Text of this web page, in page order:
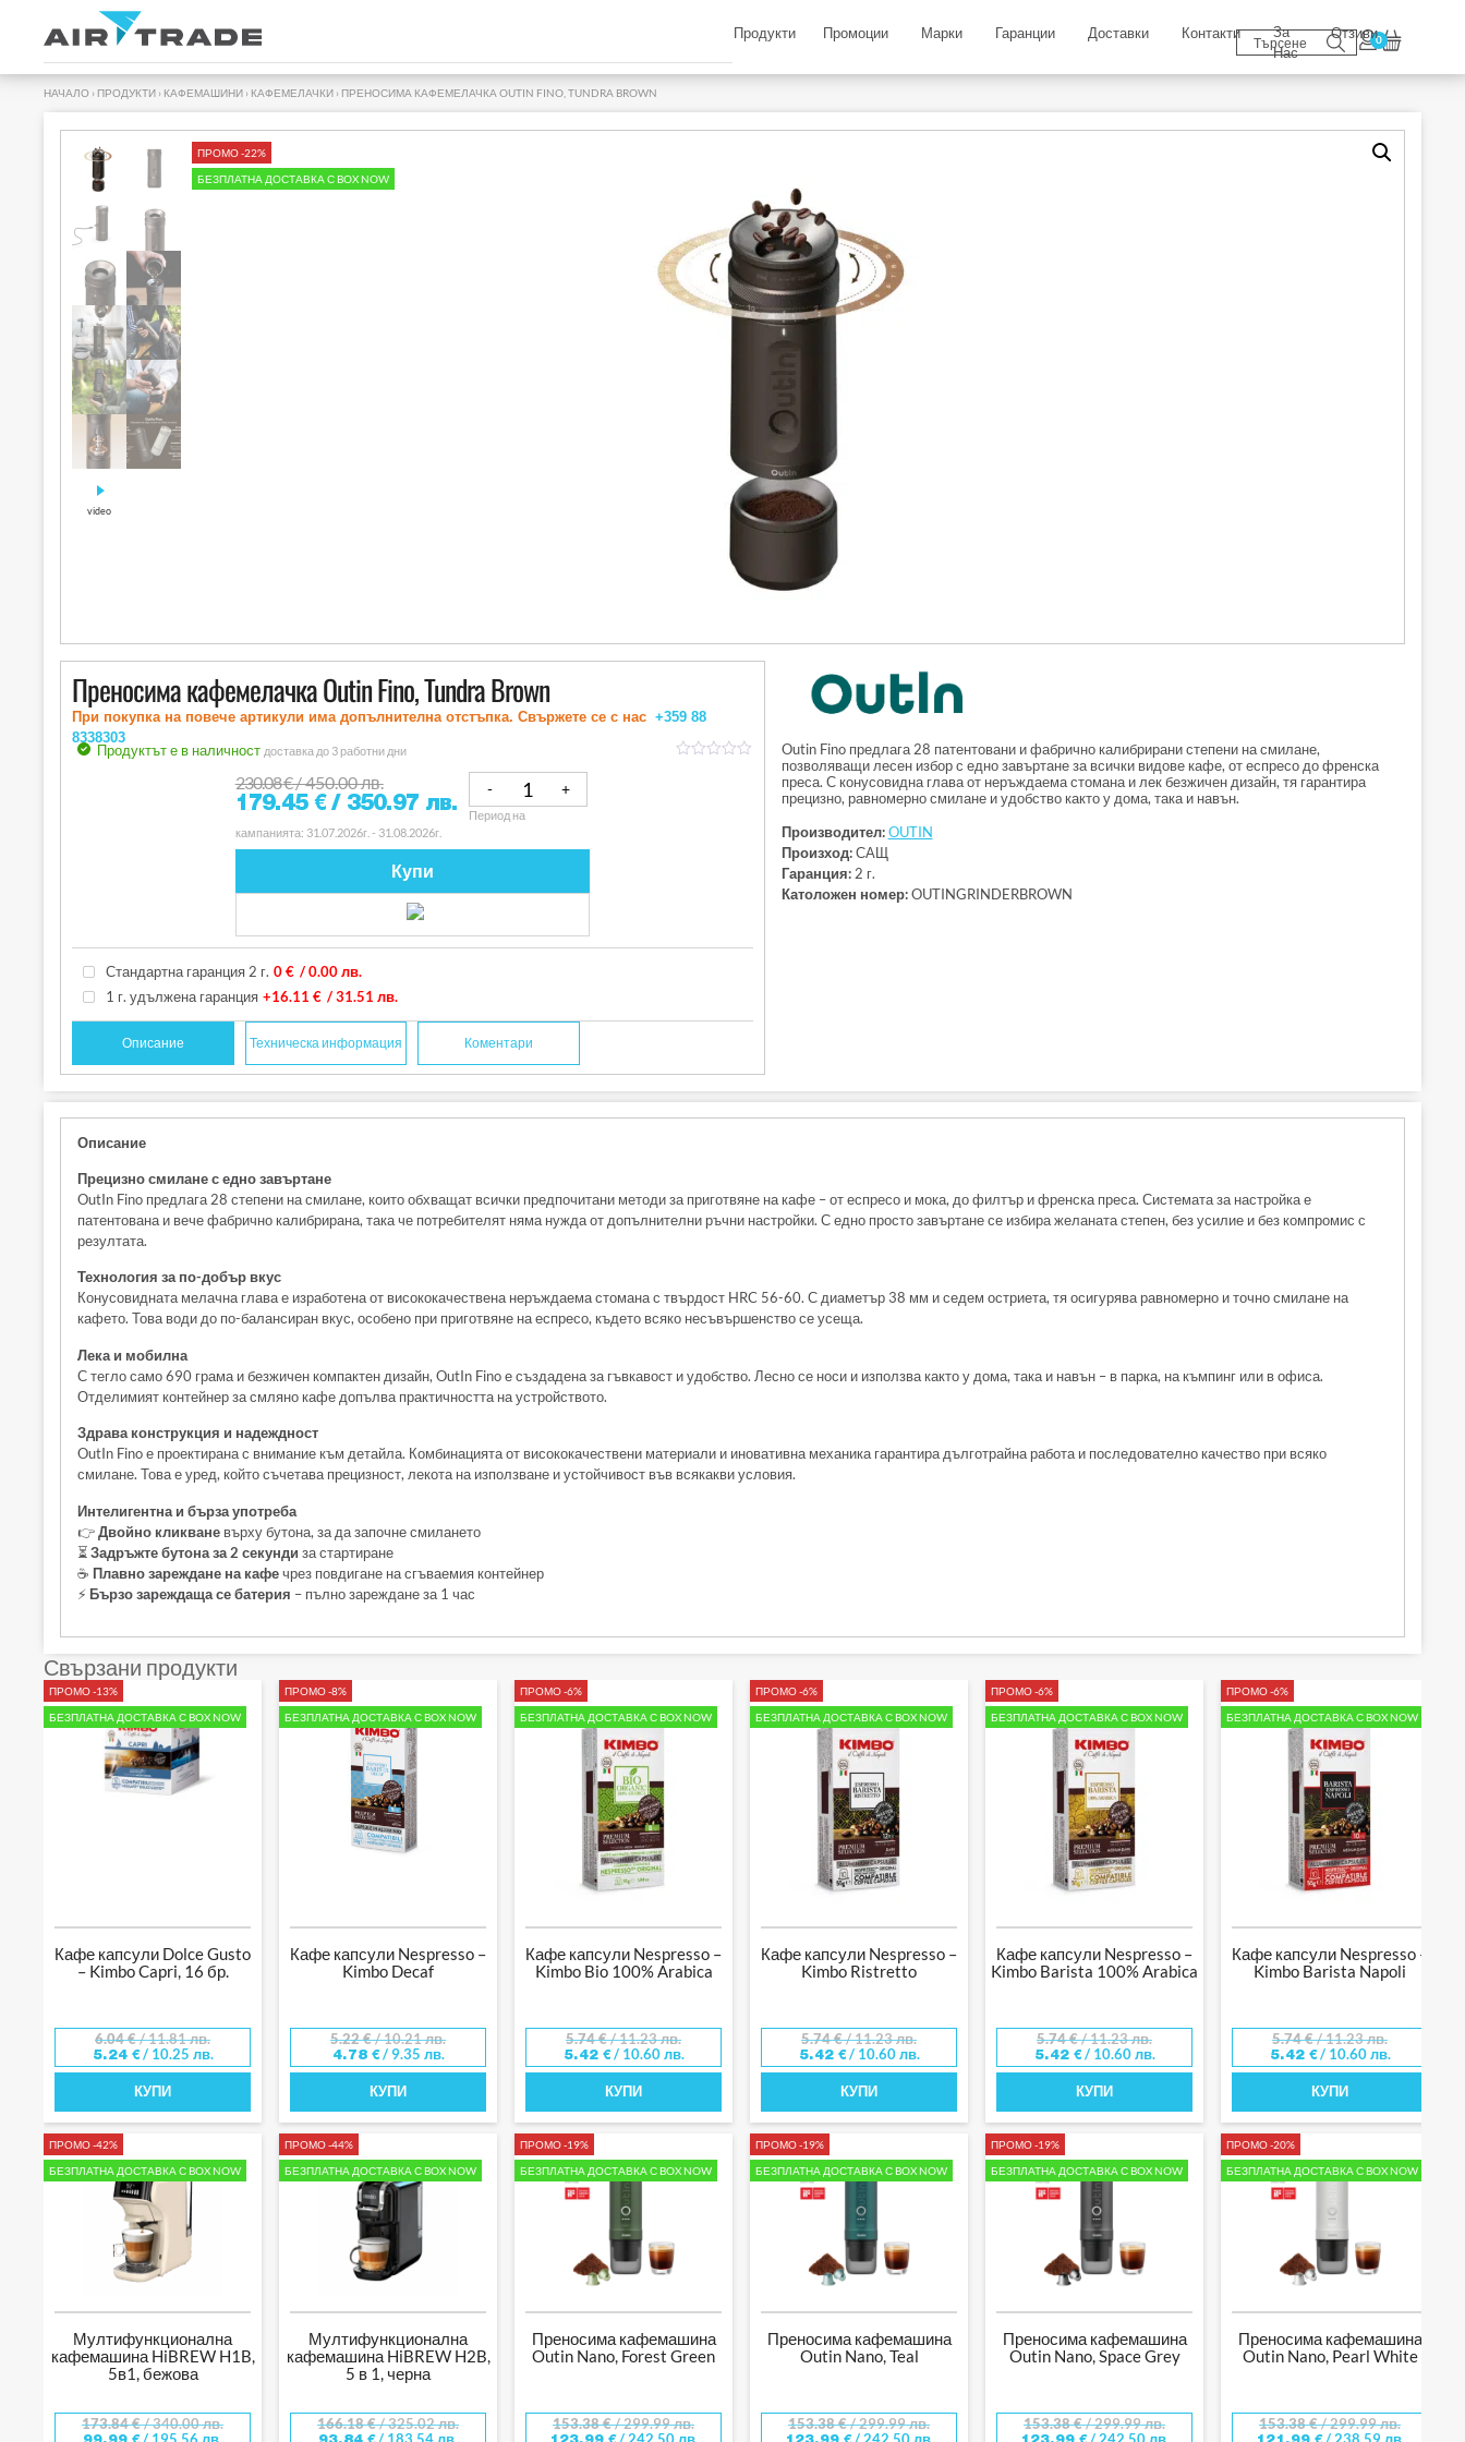
Продукти Промоции Марки Гаранции Доставки Контакти
За
Нас
Отзиви0
НАЧАЛО › ПРОДУКТИ › КАФЕМАШИНИ › КАФЕМЕЛАЧКИ › ПРЕНОСИМА КАФЕМЕЛАЧКА OUTIN FINO, TUNDRA BROWN
ПРОМО -22%
БЕЗПЛАТНА ДОСТАВКА С BOX NOW
video
Преносима кафемелачка Outin Fino, Tundra Brown
При покупка на повече артикули има допълнителна отстъпка. Свържете се с нас +359 88
8338303
Продуктът е в наличност доставка до 3 работни дни
230.08€/ 450.00 лв.
179.45 €/ 350.97 лв.
Период на
кампанията: 31.07.2026г. - 31.08.2026г.
Купи
Стандартна гаранция 2 г. 0 € / 0.00 лв.
1 г. удължена гаранция +16.11 € / 31.51 лв.
Описание Техническа информация Коментари
Outin Fino предлага 28 патентовани и фабрично калибрирани степени на смилане,
позволяващи лесен избор с едно завъртане за всички видове кафе, от еспресо до френска
преса. С конусовидна глава от неръждаема стомана и лек безжичен дизайн, тя гарантира
прецизно, равномерно смилане и удобство както у дома, така и навън.
Производител: OUTIN
Произход:САЩ
Гаранция:2 г.
Католожен номер:OUTINGRINDERBROWN
Описание
Прецизно смилане с едно завъртане
OutIn Fino предлага 28 степени на смилане, които обхващат всички предпочитани методи за приготвяне на кафе – от еспресо и мока, до филтър и френска преса. Системата за настройка е
патентована и вече фабрично калибрирана, така че потребителят няма нужда от допълнителни ръчни настройки. С едно просто завъртане се избира желаната степен, без усилие и без компромис с
резултата.
Технология за по-добър вкус
Конусовидната мелачна глава е изработена от висококачествена неръждаема стомана с твърдост HRC 56-60. С диаметър 38 мм и седем остриета, тя осигурява равномерно и точно смилане на
кафето. Това води до по-балансиран вкус, особено при приготвяне на еспресо, където всяко несъвършенство се усеща.
Лека и мобилна
С тегло само 690 грама и безжичен компактен дизайн, OutIn Fino е създадена за гъвкавост и удобство. Лесно се носи и използва както у дома, така и навън – в парка, на къмпинг или в офиса.
Отделимият контейнер за смляно кафе допълва практичността на устройството.
Здрава конструкция и надеждност
OutIn Fino е проектирана с внимание към детайла. Комбинацията от висококачествени материали и иновативна механика гарантира дълготрайна работа и последователно качество при всяко
смилане. Това е уред, който съчетава прецизност, лекота на използване и устойчивост във всякакви условия.
Интелигентна и бърза употреба
👉Двойно кликване върху бутона, за да започне смилането
⏳Задръжте бутона за 2 секунди за стартиране
☕ Плавно зареждане на кафечрез повдигане на сгъваемия контейнер
⚡ Бързо зареждаща се батерия – пълно зареждане за 1 час
Свързани продукти
ПРОМО -13%
БЕЗПЛАТНА ДОСТАВКА С BOX NOW
Кафе капсули Dolce Gusto
– Kimbo Capri, 16 бр.
6.04€/ 11.81 лв.
5.24 €/ 10.25 лв.
КУПИ
ПРОМО -8%
БЕЗПЛАТНА ДОСТАВКА С BOX NOW
Кафе капсули Nespresso –
Kimbo Decaf
5.22€/ 10.21 лв.
4.78 €/ 9.35 лв.
КУПИ
ПРОМО -6%
БЕЗПЛАТНА ДОСТАВКА С BOX NOW
Кафе капсули Nespresso –
Kimbo Bio 100% Arabica
5.74€/ 11.23 лв.
5.42 €/ 10.60 лв.
КУПИ
ПРОМО -6%
БЕЗПЛАТНА ДОСТАВКА С BOX NOW
Кафе капсули Nespresso –
Kimbo Ristretto
5.74€/ 11.23 лв.
5.42 €/ 10.60 лв.
КУПИ
ПРОМО -6%
БЕЗПЛАТНА ДОСТАВКА С BOX NOW
Кафе капсули Nespresso –
Kimbo Barista 100% Arabica
5.74€/ 11.23 лв.
5.42 €/ 10.60 лв.
КУПИ
ПРОМО -6%
БЕЗПЛАТНА ДОСТАВКА С BOX NOW
Кафе капсули Nespresso –
Kimbo Barista Napoli
5.74€/ 11.23 лв.
5.42 €/ 10.60 лв.
КУПИ
ПРОМО -42%
БЕЗПЛАТНА ДОСТАВКА С BOX NOW
Мултифункционална
кафемашина HiBREW H1B,
5в1, бежова
173.84€/ 340.00 лв.
ПРОМО -44%
БЕЗПЛАТНА ДОСТАВКА С BOX NOW
Мултифункционална
кафемашина HiBREW H2B,
5 в 1, черна
166.18€/ 325.02 лв.
ПРОМО -19%
БЕЗПЛАТНА ДОСТАВКА С BOX NOW
Преносима кафемашина
Outin Nano, Forest Green
153.38€/ 299.99 лв.
ПРОМО -19%
БЕЗПЛАТНА ДОСТАВКА С BOX NOW
Преносима кафемашина
Outin Nano, Teal
153.38€/ 299.99 лв.
ПРОМО -19%
БЕЗПЛАТНА ДОСТАВКА С BOX NOW
Преносима кафемашина
Outin Nano, Space Grey
153.38€/ 299.99 лв.
ПРОМО -20%
БЕЗПЛАТНА ДОСТАВКА С BOX NOW
Преносима кафемашина
Outin Nano, Pearl White
153.38€/ 299.99 лв.